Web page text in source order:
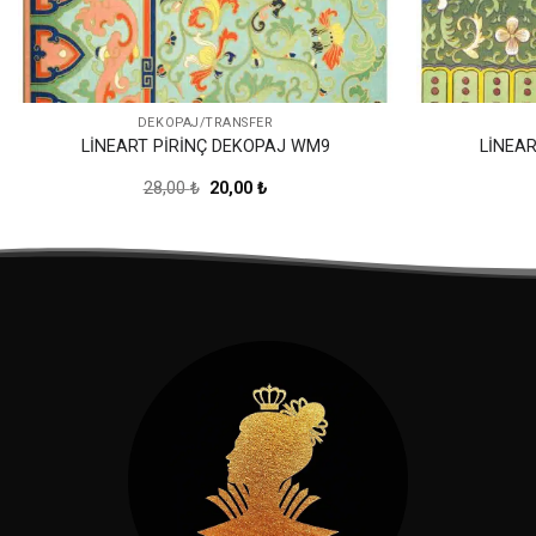
DEKOPAJ/TRANSFER
LİNEART PİRİNÇ DEKOPAJ WM9
28,00₺ Orijinal
20,00 ₺Şu